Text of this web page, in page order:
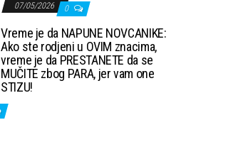
07/05/2026 0
Vreme je da NAPUNE NOVCANIKE:
Ako ste rodjeni u OVIM znacima,
vreme je da PRESTANETE da se
MUČITE zbog PARA, jer vam one
STIZU!